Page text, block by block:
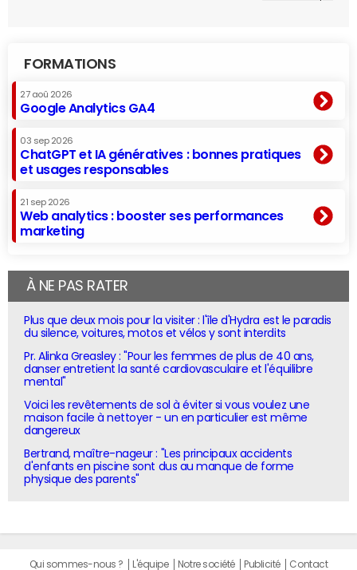
FORMATIONS
27 aoû 2026
Google Analytics GA4
03 sep 2026
ChatGPT et IA génératives : bonnes pratiques
et usages responsables
21 sep 2026
Web analytics : booster ses performances
marketing
À NE PAS RATER
Plus que deux mois pour la visiter : l'île d'Hydra est le paradis
du silence, voitures, motos et vélos y sont interdits
Pr. Alinka Greasley : "Pour les femmes de plus de 40 ans,
danser entretient la santé cardiovasculaire et l'équilibre
mental"
Voici les revêtements de sol à éviter si vous voulez une
maison facile à nettoyer - un en particulier est même
dangereux
Bertrand, maître-nageur : "Les principaux accidents
d'enfants en piscine sont dus au manque de forme
physique des parents"
Qui sommes-nous ? L'équipe Notre société Publicité Contact